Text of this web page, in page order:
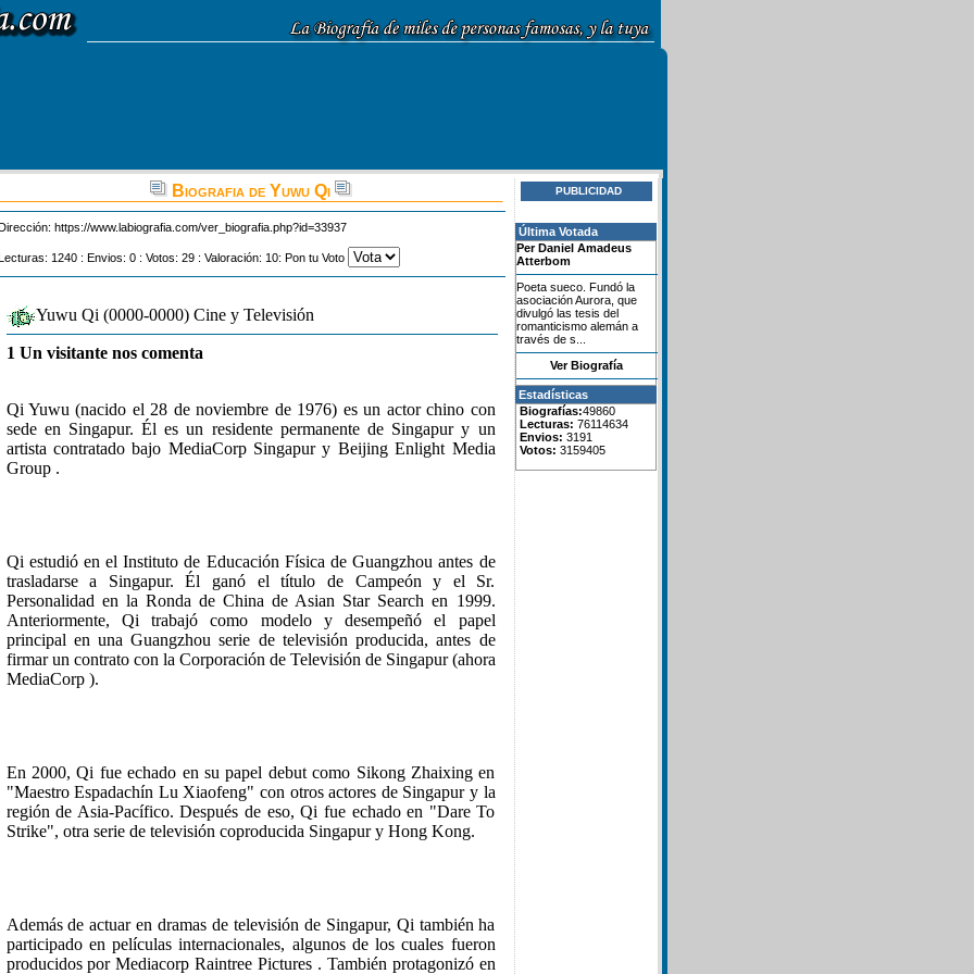
Biografia de Yuwu Qi
https://www.labiografia.com/ver_biografia.php?id=33937
1240 : Envios: 0 : Votos: 29 : Valoración: 10: Pon tu Voto
Yuwu Qi (0000-0000) Cine y Televisión
1 Un visitante nos comenta
Qi Yuwu (nacido el 28 de noviembre de 1976) es un actor chino con
sede en Singapur. Él es un residente permanente de Singapur y un
artista contratado bajo MediaCorp Singapur y Beijing Enlight Media
Group .
Qi estudió en el Instituto de Educación Física de Guangzhou antes de
trasladarse a Singapur. Él ganó el título de Campeón y el Sr.
Personalidad en la Ronda de China de Asian Star Search en 1999.
Anteriormente, Qi trabajó como modelo y desempeñó el papel
principal en una Guangzhou serie de televisión producida, antes de
firmar un contrato con la Corporación de Televisión de Singapur (ahora
MediaCorp ).
En 2000, Qi fue echado en su papel debut como Sikong Zhaixing en
"Maestro Espadachín Lu Xiaofeng" con otros actores de Singapur y la
región de Asia-Pacífico. Después de eso, Qi fue echado en "Dare To
Strike", otra serie de televisión coproducida Singapur y Hong Kong.
Además de actuar en dramas de televisión de Singapur, Qi también ha
participado en películas internacionales, algunos de los cuales fueron
producidos por Mediacorp Raintree Pictures . También protagonizó en
PUBLICIDAD
Última Votada
Per Daniel Amadeus
Atterbom
Poeta sueco. Fundó la
asociación Aurora, que
divulgó las tesis del
romanticismo alemán a
través de s...
Ver Biografía
Estadísticas
Biografías:49860
Lecturas: 76114634
Envios: 3191
Votos: 3159405